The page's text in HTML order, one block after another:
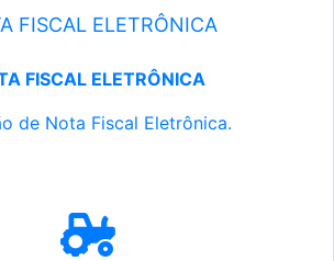
FISCAL ELETRÔNICA
FISCAL ELETRÔNICA
de Nota Fiscal Eletrônica.